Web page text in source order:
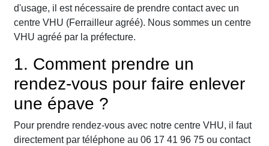
d'usage, il est nécessaire de prendre contact avec un
centre VHU (Ferrailleur agréé). Nous sommes un centre
VHU agréé par la préfecture.
1. Comment prendre un
rendez-vous pour faire enlever
une épave ?
Pour prendre rendez-vous avec notre centre VHU, il faut
directement par téléphone au 06 17 41 96 75 ou contact